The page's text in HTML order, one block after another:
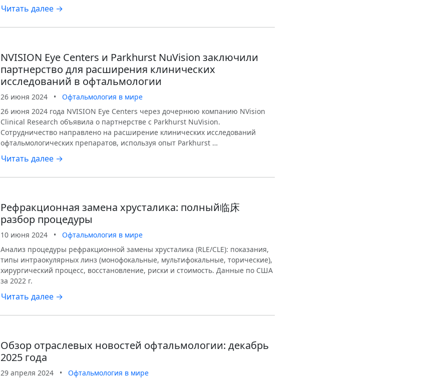
Читать далее →
NVISION Eye Centers и Parkhurst NuVision заключили
партнерство для расширения клинических
исследований в офтальмологии
26 июня 2024 •
Офтальмология в мире
26 июня 2024 года NVISION Eye Centers через дочернюю компанию NVision
Clinical Research объявила о партнерстве с Parkhurst NuVision.
Сотрудничество направлено на расширение клинических исследований
офтальмологических препаратов, используя опыт Parkhurst …
Читать далее →
Рефракционная замена хрусталика: полный临床
разбор процедуры
10 июня 2024 •
Офтальмология в мире
Анализ процедуры рефракционной замены хрусталика (RLE/CLE): показания,
типы интраокулярных линз (монофокальные, мультифокальные, торические),
хирургический процесс, восстановление, риски и стоимость. Данные по США
за 2022 г.
Читать далее →
Обзор отраслевых новостей офтальмологии: декабрь
2025 года
29 апреля 2024 •
Офтальмология в мире